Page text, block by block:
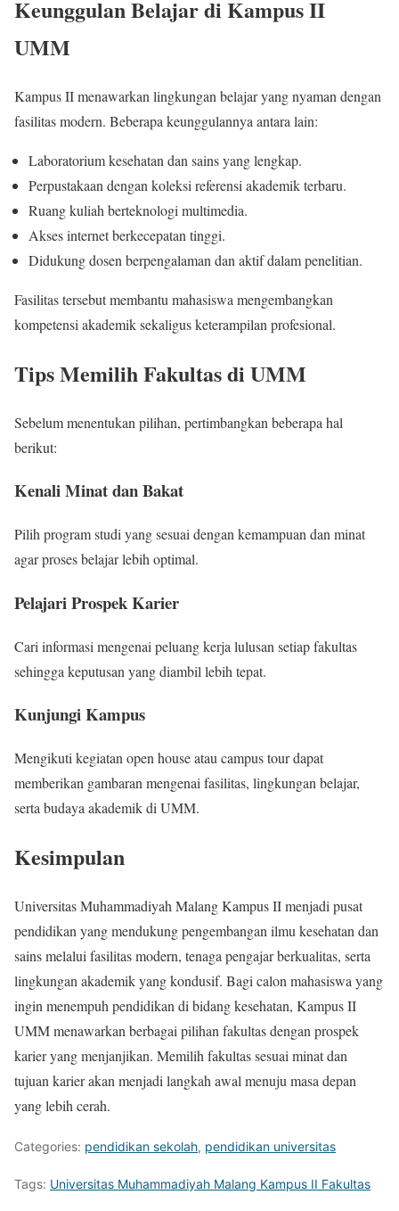
Keunggulan Belajar di Kampus II
UMM
Kampus II menawarkan lingkungan belajar yang nyaman dengan
fasilitas modern. Beberapa keunggulannya antara lain:
Laboratorium kesehatan dan sains yang lengkap.
Perpustakaan dengan koleksi referensi akademik terbaru.
Ruang kuliah berteknologi multimedia.
Akses internet berkecepatan tinggi.
Didukung dosen berpengalaman dan aktif dalam penelitian.
Fasilitas tersebut membantu mahasiswa mengembangkan
kompetensi akademik sekaligus keterampilan profesional.
Tips Memilih Fakultas di UMM
Sebelum menentukan pilihan, pertimbangkan beberapa hal
berikut:
Kenali Minat dan Bakat
Pilih program studi yang sesuai dengan kemampuan dan minat
agar proses belajar lebih optimal.
Pelajari Prospek Karier
Cari informasi mengenai peluang kerja lulusan setiap fakultas
sehingga keputusan yang diambil lebih tepat.
Kunjungi Kampus
Mengikuti kegiatan open house atau campus tour dapat
memberikan gambaran mengenai fasilitas, lingkungan belajar,
serta budaya akademik di UMM.
Kesimpulan
Universitas Muhammadiyah Malang Kampus II menjadi pusat
pendidikan yang mendukung pengembangan ilmu kesehatan dan
sains melalui fasilitas modern, tenaga pengajar berkualitas, serta
lingkungan akademik yang kondusif. Bagi calon mahasiswa yang
ingin menempuh pendidikan di bidang kesehatan, Kampus II
UMM menawarkan berbagai pilihan fakultas dengan prospek
karier yang menjanjikan. Memilih fakultas sesuai minat dan
tujuan karier akan menjadi langkah awal menuju masa depan
yang lebih cerah.
Categories: pendidikan sekolah, pendidikan universitas
Tags: Universitas Muhammadiyah Malang Kampus II Fakultas